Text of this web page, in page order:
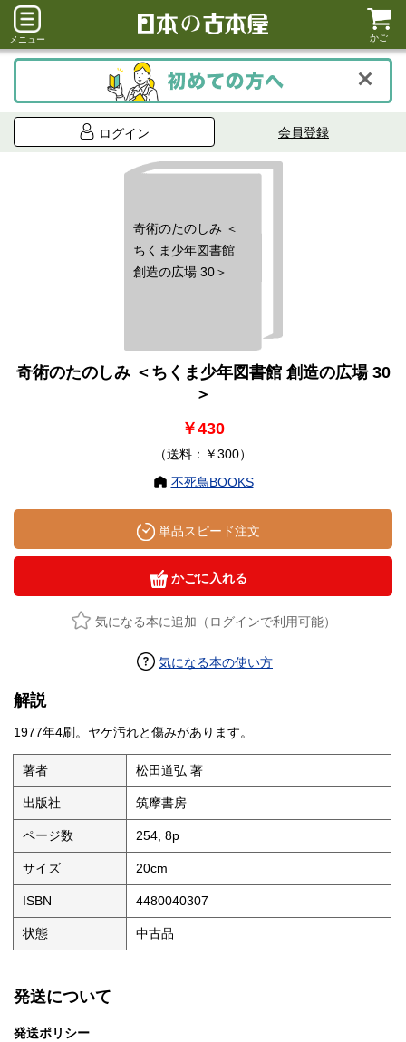
メニュー かご
ログイン 会員登録
奇術のたのしみ ＜
ちくま少年図書館
創造の広場 30＞
奇術のたのしみ ＜ちくま少年図書館 創造の広場 30
＞
￥430
（送料：￥300）
不死鳥BOOKS
単品スピード注文
かごに入れる
気になる本に追加（ログインで利用可能）
気になる本の使い方
解説
1977年4刷。ヤケ汚れと傷みがあります。
著者 松田道弘 著
出版社 筑摩書房
ページ数 254, 8p
サイズ 20cm
ISBN 4480040307
状態 中古品
発送について
発送ポリシー